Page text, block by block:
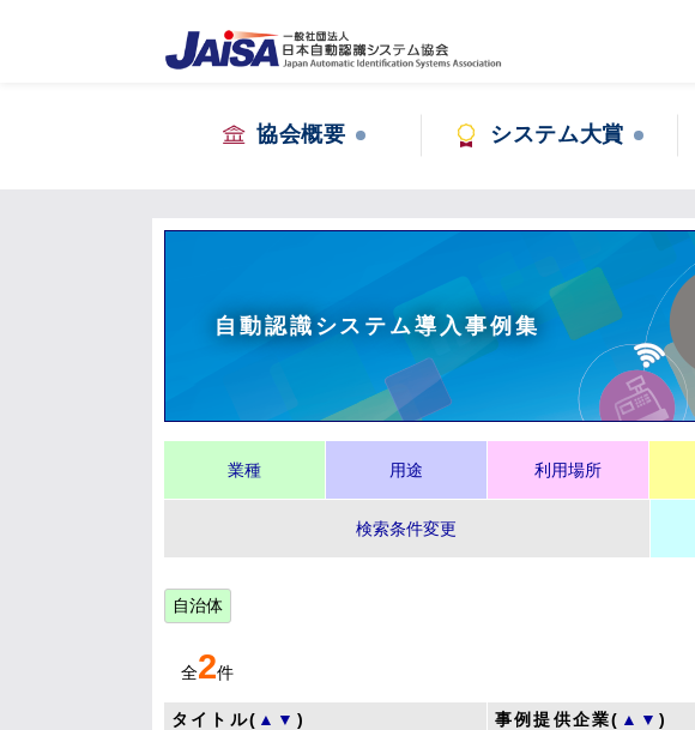
協会概要 システム大賞
自動認識システム導入事例集
業種 用途 利用場所
検索条件変更
自治体
全2件
タイトル( ▲ ▼ ) 事例提供企業( ▲ ▼)